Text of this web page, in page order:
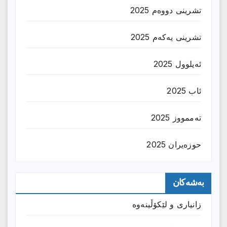
تشرینی دووەم 2025
تشرینی یەکەم 2025
ئەیلوول 2025
ئاب 2025
تەممووز 2025
حوزه‌یران 2025
بەشەکان
زانیارى و لێکۆڵینەوە